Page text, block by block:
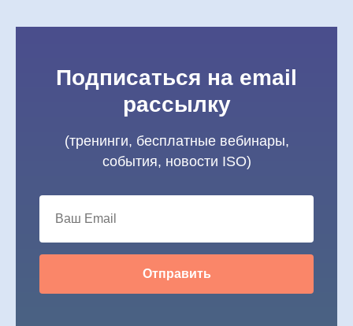
Подписаться на email
рассылку
(тренинги, бесплатные вебинары,
события, новости ISO)
Отправить